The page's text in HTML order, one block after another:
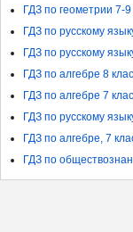
ГДЗ по геометрии 7-
ГДЗ по русскому
ГДЗ по русскому
ГДЗ по алгебре 8
ГДЗ по алгебре 7
ГДЗ по русскому
ГДЗ по алгебре, 7
ГДЗ по